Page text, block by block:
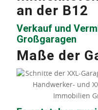
an der B12
Verkauf und
Großgaragen
Maße der